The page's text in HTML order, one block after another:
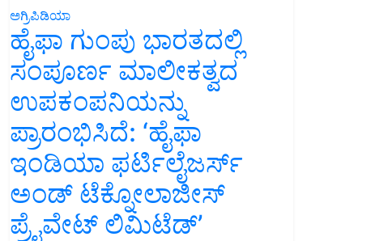
ಅಗ್ರಿಪಿಡಿಯಾ
ಹೈಫಾ ಗುಂಪು ಭಾರತದಲ್ಲಿ
ಸಂಪೂರ್ಣ ಮಾಲೀಕತ್ವದ
ಉಪಕಂಪನಿಯನ್ನು
ಪ್ರಾರಂಭಿಸಿದೆ: ‘ಹೈಫಾ
ಇಂಡಿಯಾ ಫರ್ಟಿಲೈಜರ್ಸ್
ಅಂಡ್ ಟೆಕ್ನೋಲಾಜೀಸ್
ಪ್ರೈವೇಟ್ ಲಿಮಿಟೆಡ್’